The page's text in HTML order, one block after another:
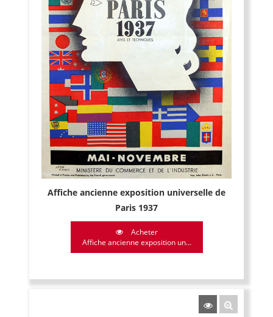
Affiche ancienne exposition universelle de
Paris 1937
Acheter
Affiche ancienne exposition un...